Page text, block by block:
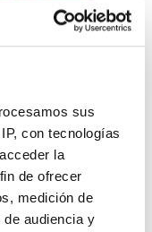
sus
con tecnologías
la
de ofrecer
medición de
audiencia y
como
aquí.